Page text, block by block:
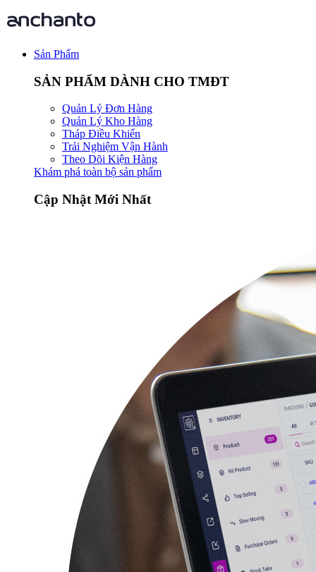
Sản Phẩm
SẢN PHẨM DÀNH CHO TMĐT
Quản Lý Đơn Hàng
Quản Lý Kho Hàng
Tháp Điều Khiển
Trải Nghiệm Vận Hành
Theo Dõi Kiện Hàng
Khám phá toàn bộ sản phẩm
Cập Nhật Mới Nhất